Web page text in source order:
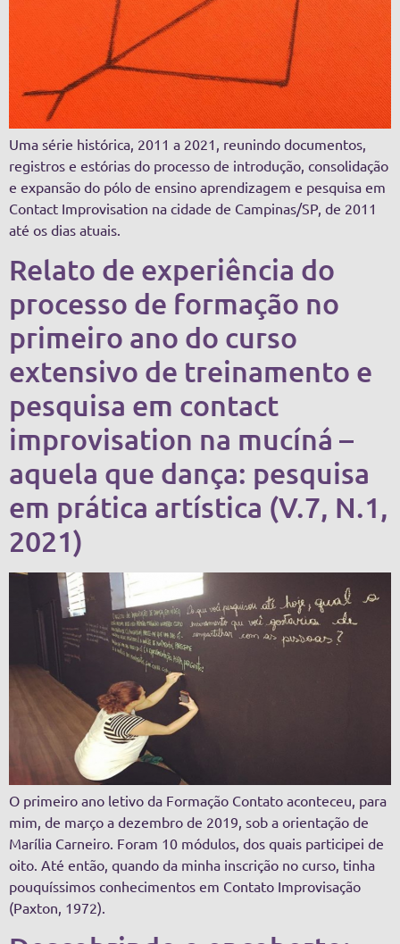
Uma série histórica, 2011 a 2021, reunindo documentos,
registros e estórias do processo de introdução, consolidação
e expansão do pólo de ensino aprendizagem e pesquisa em
Contact Improvisation na cidade de Campinas/SP, de 2011
até os dias atuais.
Relato de experiência do
processo de formação no
primeiro ano do curso
extensivo de treinamento e
pesquisa em contact
improvisation na mucíná –
aquela que dança: pesquisa
em prática artística (V.7, N.1,
2021)
O primeiro ano letivo da Formação Contato aconteceu, para
mim, de março a dezembro de 2019, sob a orientação de
Marília Carneiro. Foram 10 módulos, dos quais participei de
oito. Até então, quando da minha inscrição no curso, tinha
pouquíssimos conhecimentos em Contato Improvisação
(Paxton, 1972).